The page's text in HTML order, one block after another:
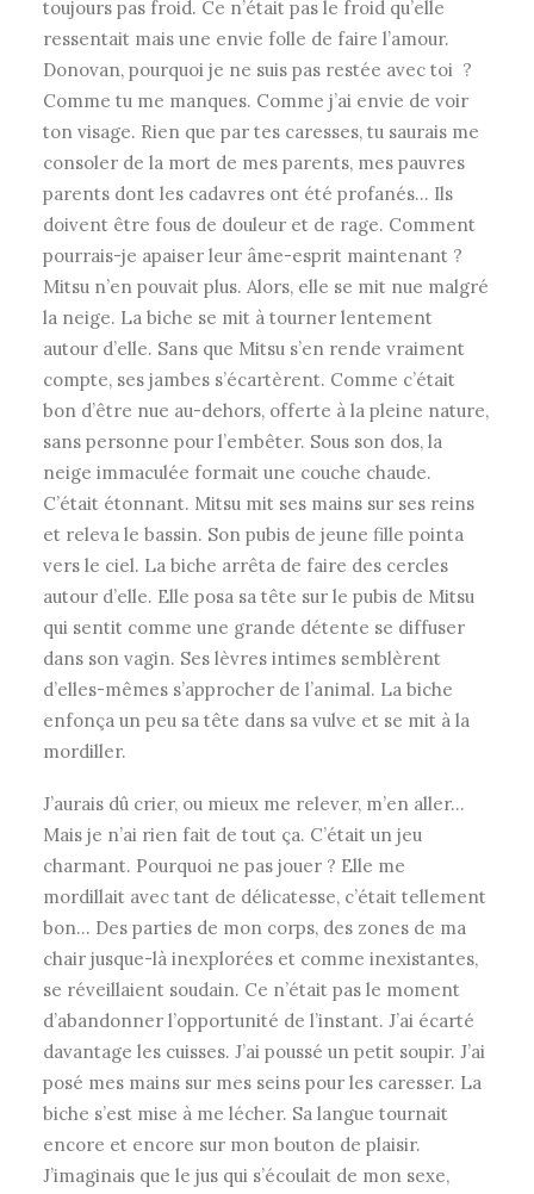
toujours pas froid. Ce n’était pas le froid qu’elle
ressentait mais une envie folle de faire l’amour.
Donovan, pourquoi je ne suis pas restée avec toi ?
Comme tu me manques. Comme j’ai envie de voir
ton visage. Rien que par tes caresses, tu saurais me
consoler de la mort de mes parents, mes pauvres
parents dont les cadavres ont été profanés… Ils
doivent être fous de douleur et de rage. Comment
pourrais-je apaiser leur âme-esprit maintenant ?
Mitsu n’en pouvait plus. Alors, elle se mit nue malgré
la neige. La biche se mit à tourner lentement
autour d’elle. Sans que Mitsu s’en rende vraiment
compte, ses jambes s’écartèrent. Comme c’était
bon d’être nue au-dehors, offerte à la pleine nature,
sans personne pour l’embêter. Sous son dos, la
neige immaculée formait une couche chaude.
C’était étonnant. Mitsu mit ses mains sur ses reins
et releva le bassin. Son pubis de jeune fille pointa
vers le ciel. La biche arrêta de faire des cercles
autour d’elle. Elle posa sa tête sur le pubis de Mitsu
qui sentit comme une grande détente se diffuser
dans son vagin. Ses lèvres intimes semblèrent
d’elles-mêmes s’approcher de l’animal. La biche
enfonça un peu sa tête dans sa vulve et se mit à la
mordiller.
J’aurais dû crier, ou mieux me relever, m’en aller…
Mais je n’ai rien fait de tout ça. C’était un jeu
charmant. Pourquoi ne pas jouer ? Elle me
mordillait avec tant de délicatesse, c’était tellement
bon… Des parties de mon corps, des zones de ma
chair jusque-là inexplorées et comme inexistantes,
se réveillaient soudain. Ce n’était pas le moment
d’abandonner l’opportunité de l’instant. J’ai écarté
davantage les cuisses. J’ai poussé un petit soupir. J’ai
posé mes mains sur mes seins pour les caresser. La
biche s’est mise à me lécher. Sa langue tournait
encore et encore sur mon bouton de plaisir.
J’imaginais que le jus qui s’écoulait de mon sexe,